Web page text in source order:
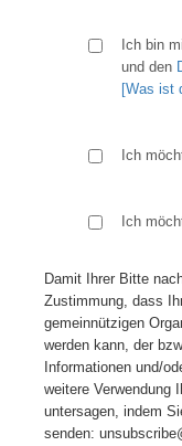
Ich bin
und den
[Was ist
Ich
Ich
Damit Ihrer Bitte
Zustimmung, dass
gemeinnützigen
werden kann, der
Informationen und/
weitere Verwendung
untersagen, indem
senden: